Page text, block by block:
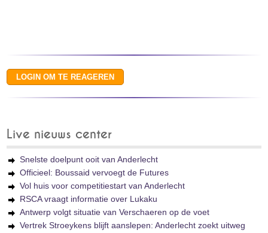
Live nieuws center
Snelste doelpunt ooit van Anderlecht
Officieel: Boussaid vervoegt de Futures
Vol huis voor competitiestart van Anderlecht
RSCA vraagt informatie over Lukaku
Antwerp volgt situatie van Verschaeren op de voet
Vertrek Stroeykens blijft aanslepen: Anderlecht zoekt uitweg